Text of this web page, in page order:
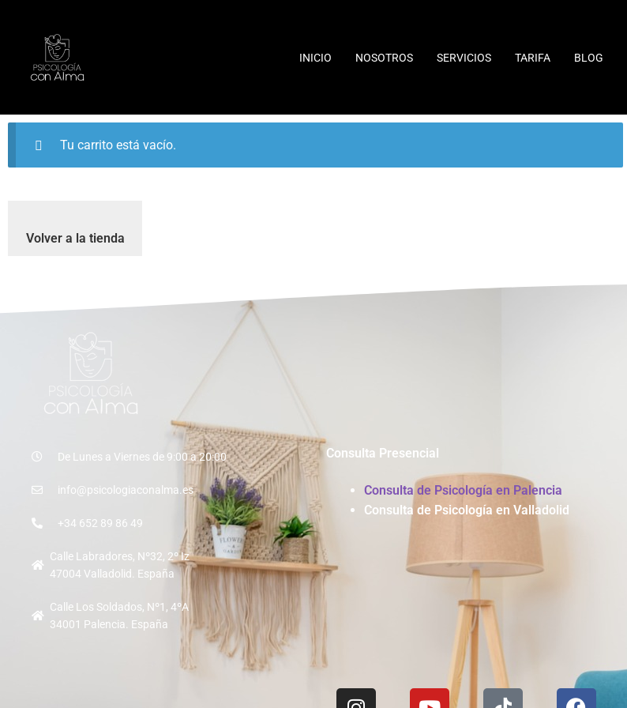
INICIO NOSOTROS SERVICIOS TARIFA BLOG
Tu carrito está vacío.
Volver a la tienda
De Lunes a Viernes de 9:00 a 20:00
info@psicologiaconalma.es
+34 652 89 86 49
Calle Labradores, Nº32, 2º Iz
47004 Valladolid. España
Calle Los Soldados, Nº1, 4ºA
34001 Palencia. España
Consulta Presencial
Consulta de Psicología en Palencia
Consulta de Psicología en Valladolid